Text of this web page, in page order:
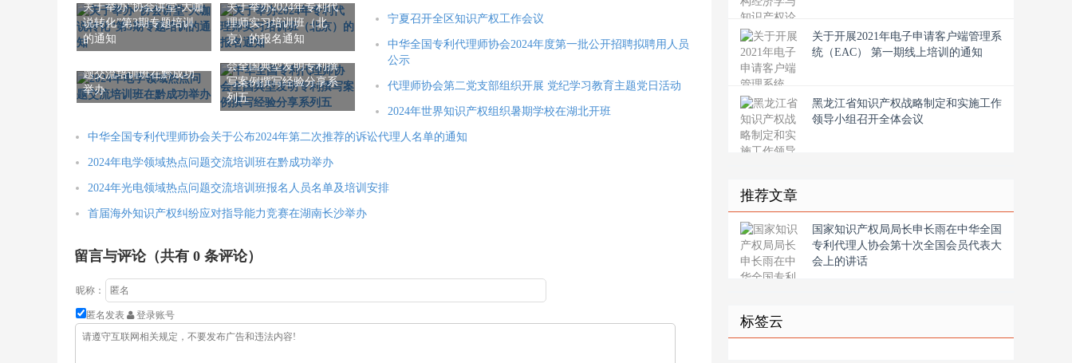
关于举办“协会讲堂-大咖
说转化”第3期专题培训
的通知
关于举办2024年专利代
理师实习培训班（北
京）的报名通知
题交流培训班在黔成功
举办
中华全国专利代理师协
会全国典型发明专利撰
写案例撰写经验分享系
列五
宁夏召开全区知识产权工作会议
中华全国专利代理师协会2024年度第一批公开招聘拟聘用人员
公示
代理师协会第二党支部组织开展 党纪学习教育主题党日活动
2024年世界知识产权组织暑期学校在湖北开班
中华全国专利代理师协会关于公布2024年第二次推荐的诉讼代理人名单的通知
2024年电学领域热点问题交流培训班在黔成功举办
2024年光电领域热点问题交流培训班报名人员名单及培训安排
首届海外知识产权纠纷应对指导能力竞赛在湖南长沙举办
留言与评论（共有 0 条评论）
昵称：
匿名发表 登录账号
关于开展2021年电子申请客户端管理系
统（EAC） 第一期线上培训的通知
黑龙江省知识产权战略制定和实施工作
领导小组召开全体会议
推荐文章
国家知识产权局局长申长雨在中华全国
专利代理人协会第十次全国会员代表大
会上的讲话
标签云